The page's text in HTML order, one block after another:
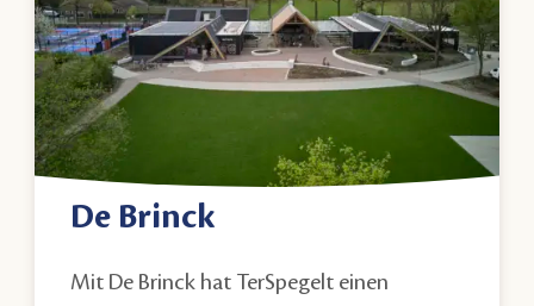
De Brinck
Mit De Brinck hat TerSpegelt einen